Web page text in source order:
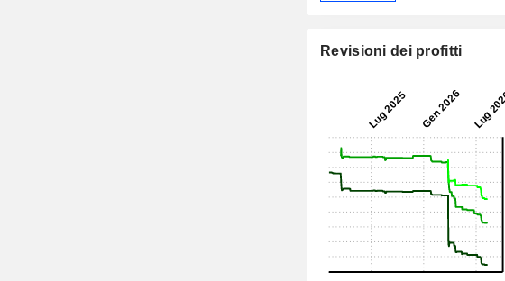
Revisioni dei profitti